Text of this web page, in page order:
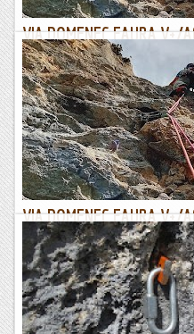
VIA DOMENEC FAURA V+/
SANT JOAN.
Continuant buscant vietes que no
meu llastimós estat físic , Jesús em
el paper sembla que pot estar be i...
Lo gall
VIA DOMENEC FAURA V+/
SANT JOAN.
Continuant buscant vietes que no
meu llastimós estat físic , Jesús em
el paper sembla que pot estar be i...
Lo gall